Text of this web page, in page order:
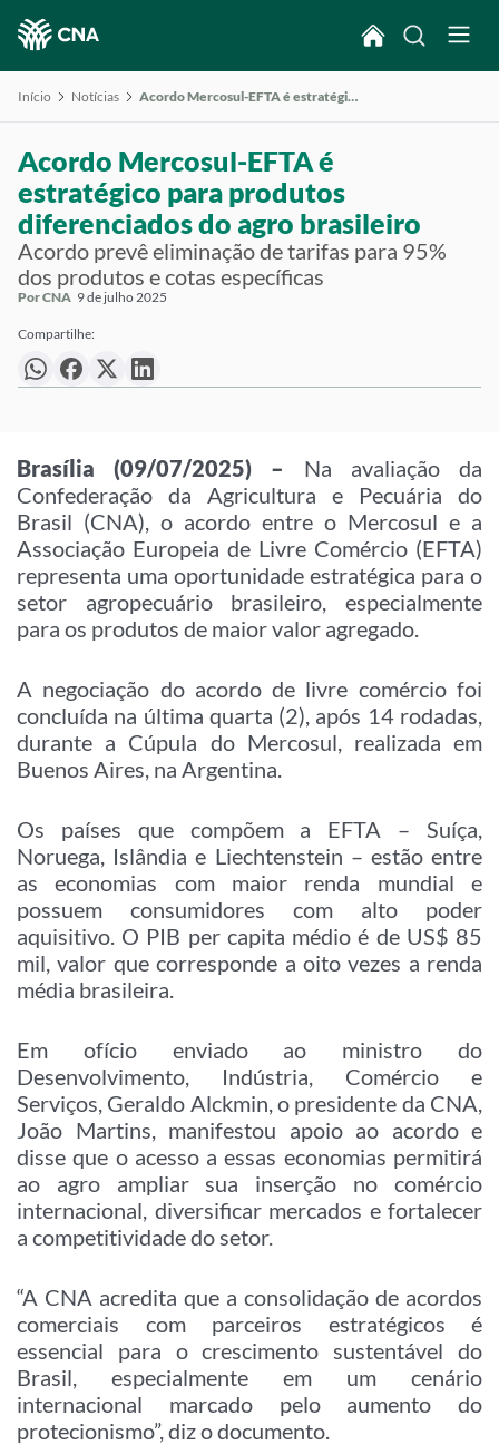
Início Notícias Acordo Mercosul-EFTA é estratégico para produtos diferenciados do agro brasileiro
Acordo Mercosul-EFTA é
estratégico para produtos
diferenciados do agro brasileiro
Acordo prevê eliminação de tarifas para 95%
dos produtos e cotas específicas
Por CNA 9 de julho 2025
Compartilhe:
Brasília (09/07/2025) – Na avaliação da
Confederação da Agricultura e Pecuária do
Brasil (CNA), o acordo entre o Mercosul e a
Associação Europeia de Livre Comércio (EFTA)
representa uma oportunidade estratégica para o
setor agropecuário brasileiro, especialmente
para os produtos de maior valor agregado.
A negociação do acordo de livre comércio foi
concluída na última quarta (2), após 14 rodadas,
durante a Cúpula do Mercosul, realizada em
Buenos Aires, na Argentina.
Os países que compõem a EFTA – Suíça,
Noruega, Islândia e Liechtenstein – estão entre
as economias com maior renda mundial e
possuem consumidores com alto poder
aquisitivo. O PIB per capita médio é de US$ 85
mil, valor que corresponde a oito vezes a renda
média brasileira.
Em ofício enviado ao ministro do
Desenvolvimento, Indústria, Comércio e
Serviços, Geraldo Alckmin, o presidente da CNA,
João Martins, manifestou apoio ao acordo e
disse que o acesso a essas economias permitirá
ao agro ampliar sua inserção no comércio
internacional, diversificar mercados e fortalecer
a competitividade do setor.
“A CNA acredita que a consolidação de acordos
comerciais com parceiros estratégicos é
essencial para o crescimento sustentável do
Brasil, especialmente em um cenário
internacional marcado pelo aumento do
protecionismo”, diz o documento.